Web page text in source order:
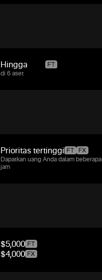
Hingga
di 6 aset
Prioritas tertinggi
Dapatkan uang Anda dalam beberapa
jam
$5,000
$4,000